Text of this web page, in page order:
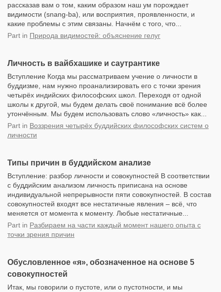
рассказав вам о том, каким образом наш ум порождает
видимости (snang-ba), или восприятия, проявленности, и
какие проблемы с этим связаны. Начнём с того, что...
Part in Природа видимостей: объяснение гелуг
Личность в вайбхашике и саутрантике
Вступление Когда мы рассматриваем учение о личности в
буддизме, нам нужно проанализировать его с точки зрения
четырёх индийских философских школ. Переходя от одной
школы к другой, мы будем делать своё понимание всё более
утончённым. Мы будем использовать слово «личность» как...
Part in Воззрения четырёх буддийских философских систем о
личности
Типы причин в буддийском анализе
Вступление: разбор личности и совокупностей В соответствии
с буддийским анализом личность приписана на основе
индивидуальной непрерывности пяти совокупностей. В состав
совокупностей входят все нестатичные явления – всё, что
меняется от момента к моменту. Любые нестатичные...
Part in Разбираем на части каждый момент нашего опыта с
точки зрения причин
Обусловленное «я», обозначенное на основе 5
совокупностей
Итак, мы говорили о пустоте, или о пустотности, и мы